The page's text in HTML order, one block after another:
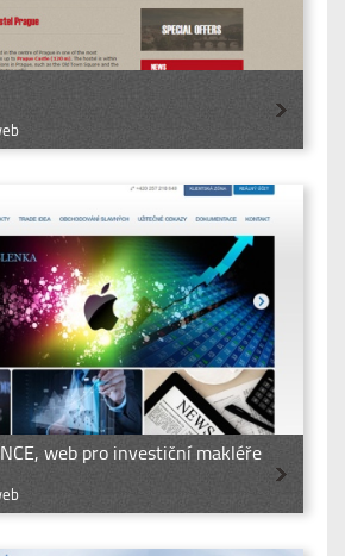
web pro investiční makléře